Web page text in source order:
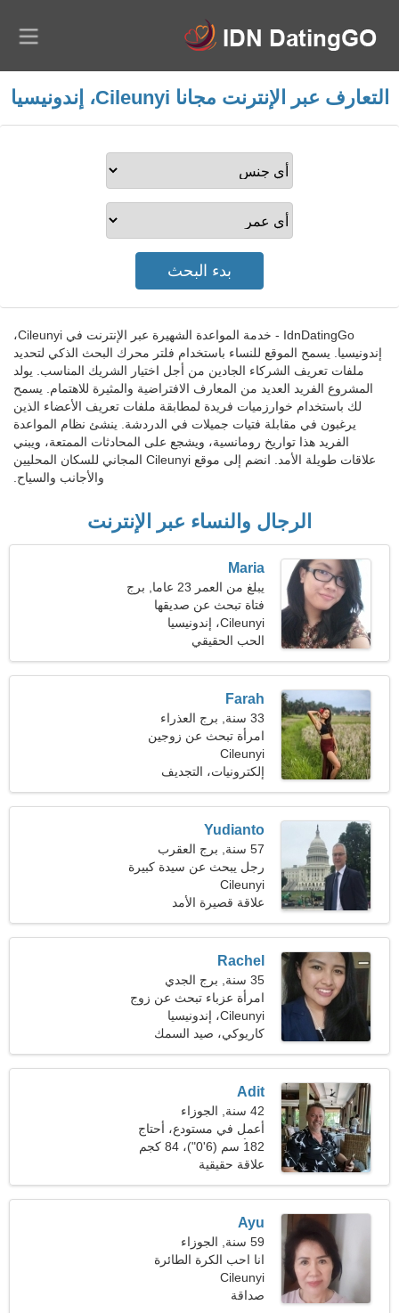
التعارف عبر الإنترنت مجانا Cileunyi، إندونيسيا
IdnDatingGo - خدمة المواعدة الشهيرة عبر الإنترنت في Cileunyi،
إندونيسيا. يسمح الموقع للنساء باستخدام فلتر محرك البحث الذكي لتحديد
ملفات تعريف الشركاء الجادين من أجل اختيار الشريك المناسب. يولد
المشروع الفريد العديد من المعارف الافتراضية والمثيرة للاهتمام. يسمح
لك باستخدام خوارزميات فريدة لمطابقة ملفات تعريف الأعضاء الذين
يرغبون في مقابلة فتيات جميلات في الدردشة. ينشئ نظام المواعدة
الفريد هذا تواريخ رومانسية، ويشجع على المحادثات الممتعة، ويبني
علاقات طويلة الأمد. انضم إلى موقع Cileunyi المجاني للسكان المحليين
والأجانب والسياح.
الرجال والنساء عبر الإنترنت
Maria
يبلغ من العمر 23 عاما, برج
العقرب
فتاة تبحث عن صديقها
Cileunyi، إندونيسيا
الحب الحقيقي
Farah
33 سنة, برج العذراء
امرأة تبحث عن زوجين
Cileunyi
إلكترونيات، التجديف
Yudianto
57 سنة, برج العقرب
رجل يبحث عن سيدة كبيرة
Cileunyi
علاقة قصيرة الأمد
Rachel
35 سنة, برج الجدي
امرأة عزباء تبحث عن زوج
Cileunyi، إندونيسيا
كاريوكي، صيد السمك
Adit
42 سنة, الجوزاء
أعمل في مستودع، أحتاج
امرأة حساسة
182 سم (6'0")، 84 كجم
(185 رطلا)
علاقة حقيقية
Ayu
59 سنة, الجوزاء
انا احب الكرة الطائرة
والكاريوكي
Cileunyi
صداقة